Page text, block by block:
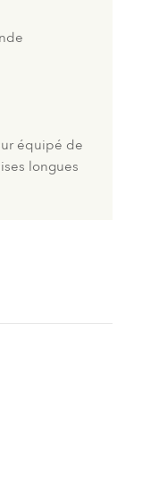
équipé de
longues